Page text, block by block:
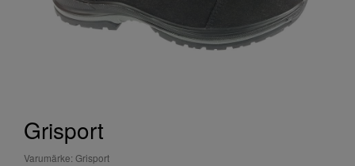
Grisport
Varumärke: Grisport